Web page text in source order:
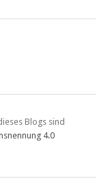
Blogs sind
4.0